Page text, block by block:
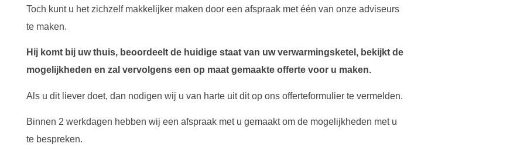
Toch kunt u het zichzelf makkelijker maken door een afspraak met één van onze adviseurs
te maken.
Hij komt bij uw thuis, beoordeelt de huidige staat van uw verwarmingsketel, bekijkt de
mogelijkheden en zal vervolgens een op maat gemaakte offerte voor u maken.
Als u dit liever doet, dan nodigen wij u van harte uit dit op ons offerteformulier te vermelden.
Binnen 2 werkdagen hebben wij een afspraak met u gemaakt om de mogelijkheden met u
te bespreken.